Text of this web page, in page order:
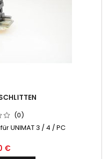
(0)
für UNIMAT 3 / 4 / PC
€